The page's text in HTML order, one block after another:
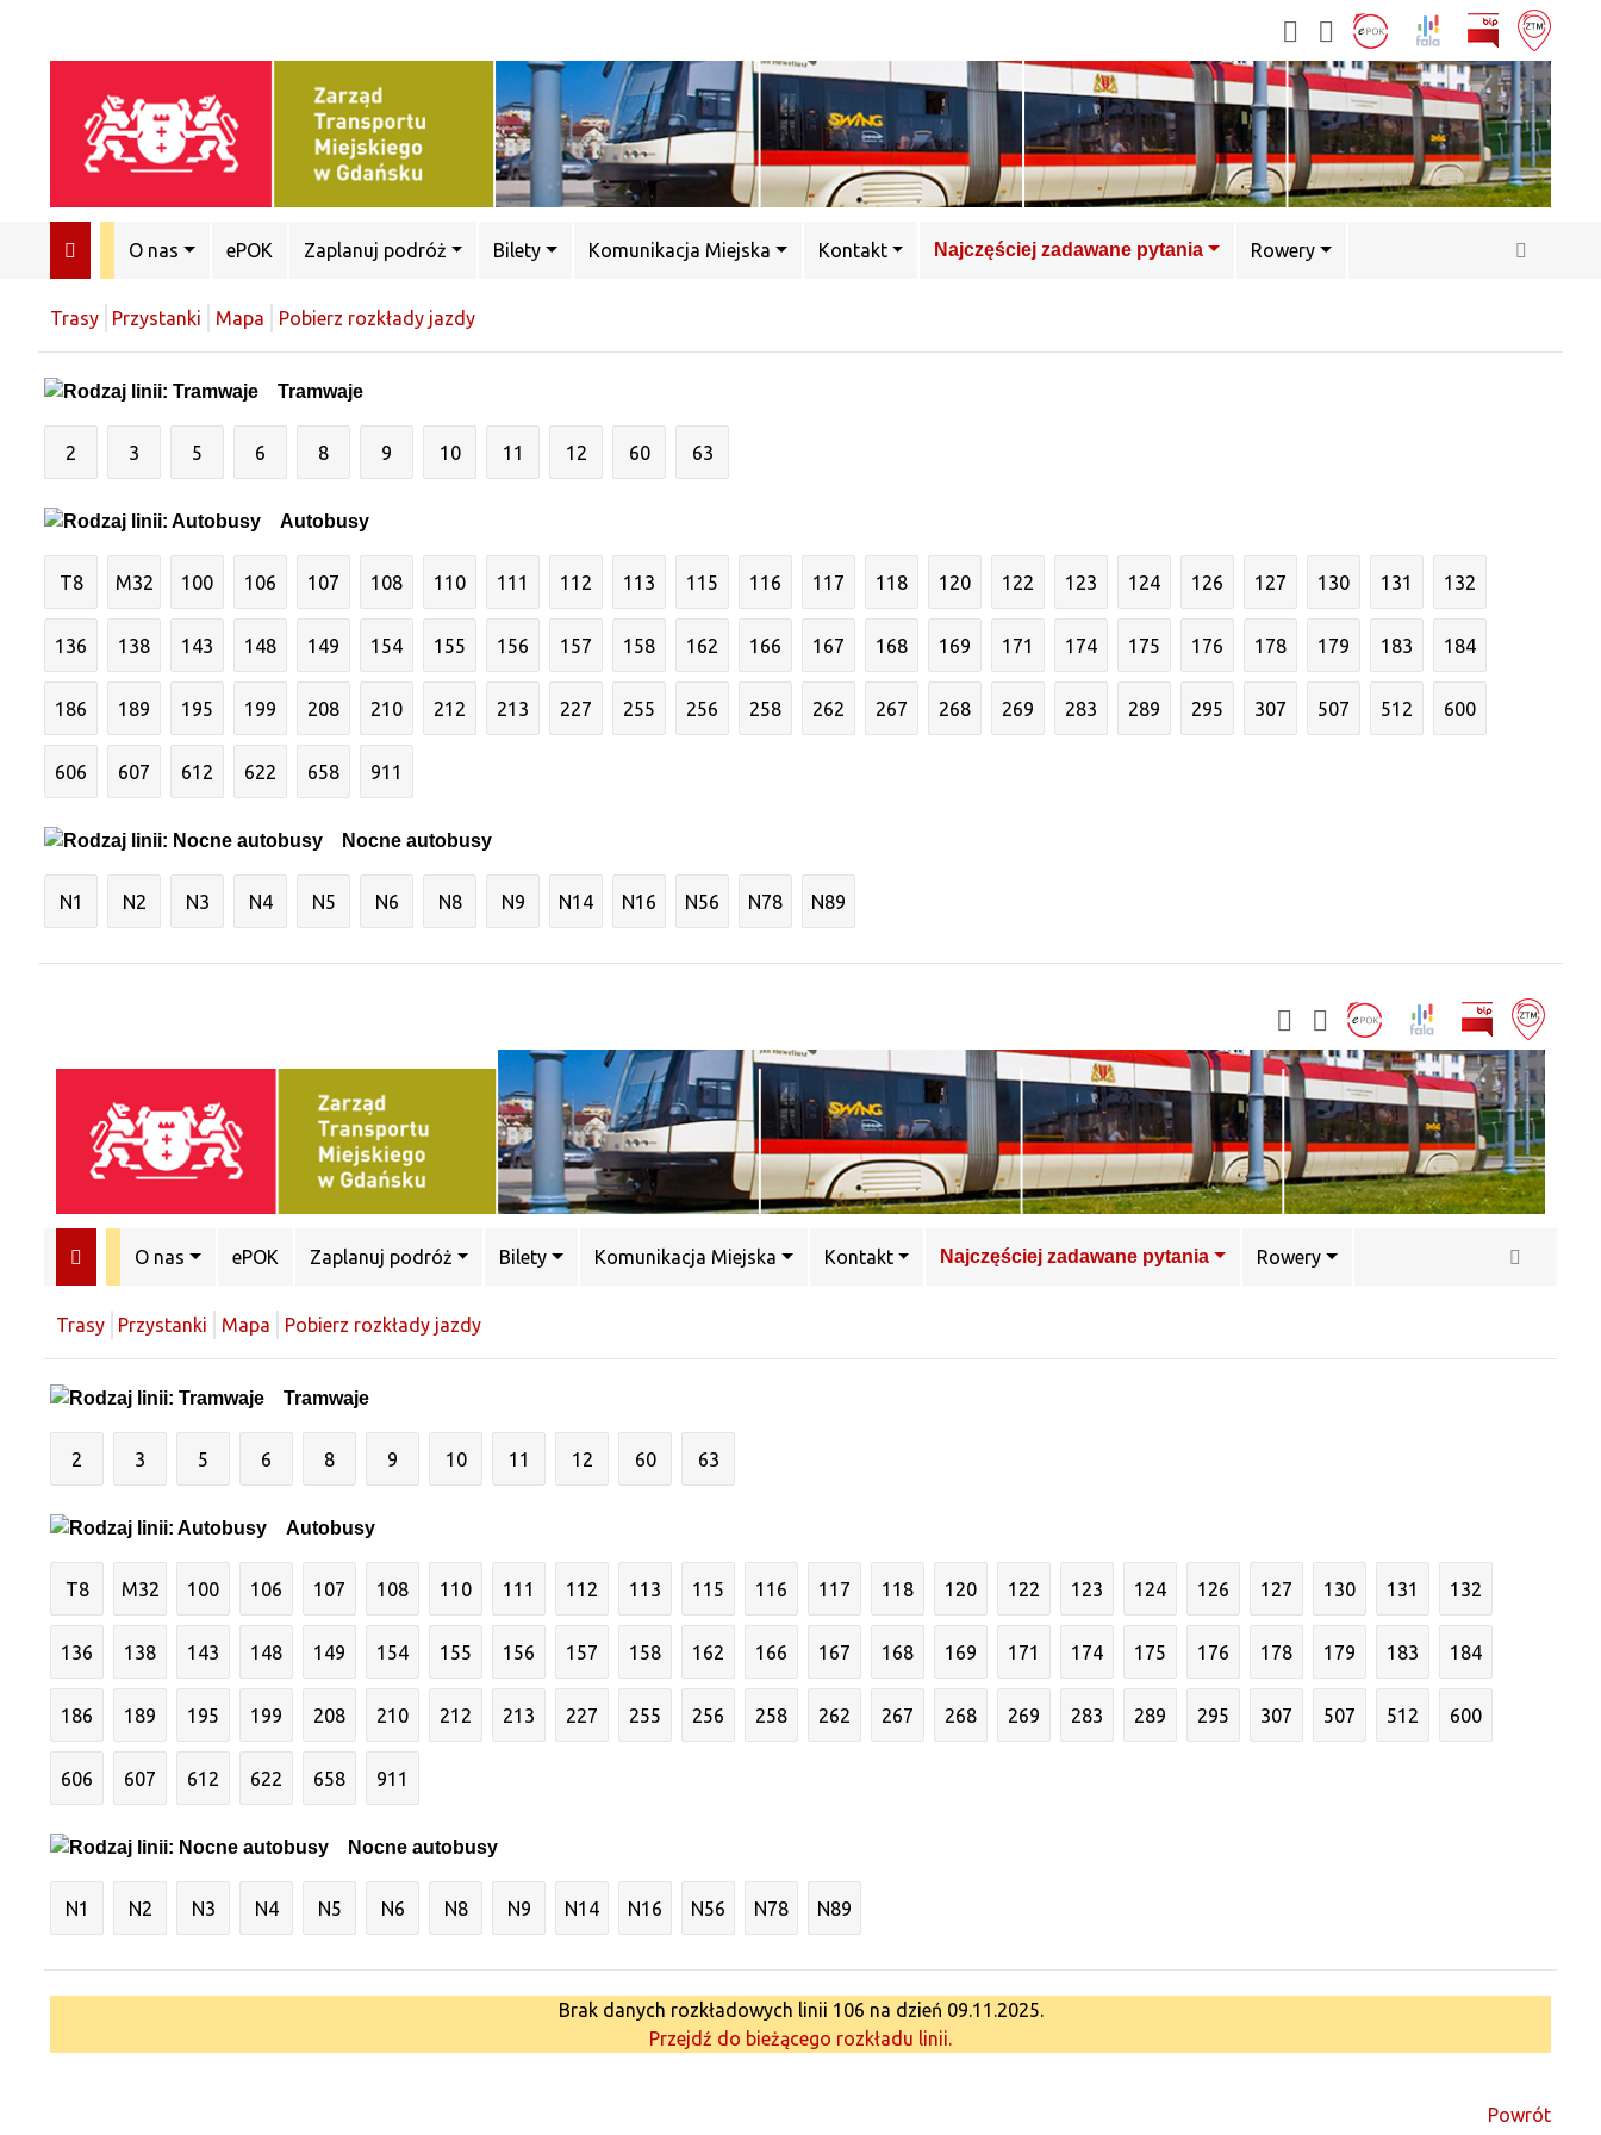
O nas ePOK Zaplanuj podróż Bilety Komunikacja Miejska Kontakt Najczęściej zadawane pytania Rowery
Trasy Przystanki Mapa Pobierz rozkłady jazdy
Tramwaje
2 3 5 6 8 9 10 11 12 60 63
Autobusy
T8 M32 100 106 107 108 110 111 112 113 115 116 117 118 120 122 123 124 126 127 130 131 132
136 138 143 148 149 154 155 156 157 158 162 166 167 168 169 171 174 175 176 178 179 183 184
186 189 195 199 208 210 212 213 227 255 256 258 262 267 268 269 283 289 295 307 507 512 600
606 607 612 622 658 911
Nocne autobusy
N1 N2 N3 N4 N5 N6 N8 N9 N14 N16 N56 N78 N89
O nas ePOK Zaplanuj podróż Bilety Komunikacja Miejska Kontakt Najczęściej zadawane pytania Rowery
Trasy Przystanki Mapa Pobierz rozkłady jazdy
Tramwaje
2 3 5 6 8 9 10 11 12 60 63
Autobusy
T8 M32 100 106 107 108 110 111 112 113 115 116 117 118 120 122 123 124 126 127 130 131 132
136 138 143 148 149 154 155 156 157 158 162 166 167 168 169 171 174 175 176 178 179 183 184
186 189 195 199 208 210 212 213 227 255 256 258 262 267 268 269 283 289 295 307 507 512 600
606 607 612 622 658 911
Nocne autobusy
N1 N2 N3 N4 N5 N6 N8 N9 N14 N16 N56 N78 N89
Brak danych rozkładowych linii 106 na dzień 09.11.2025.
Przejdź do bieżącego rozkładu linii.
Powrót